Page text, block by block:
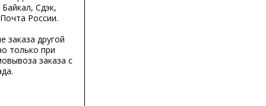
Сдэк,
России.
заказа другой
только при
заказа с